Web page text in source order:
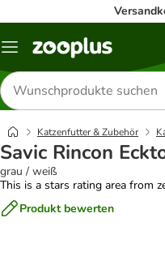
Menü
Produkte
suchen
Katzenfutter & Zubehör
Savic Rincon
grau / weiß
This is a stars rating area from
Produkt bewerten